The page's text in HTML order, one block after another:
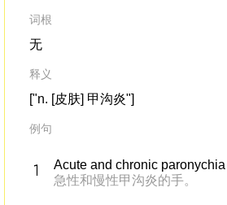
词根
无
释义
["n. [皮肤] 甲沟炎"]
例句
Acute and chronic
急性和慢性甲沟炎的手。